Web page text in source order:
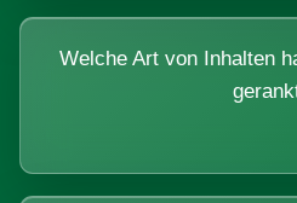
Welche Art von Inhalten